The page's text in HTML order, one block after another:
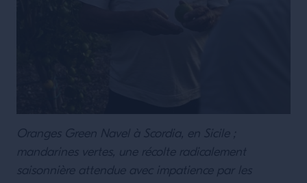
Oranges Green Navel à Scordia, en Sicile ;
mandarines vertes, une récolte radicalement
saisonnière attendue avec impatience par les